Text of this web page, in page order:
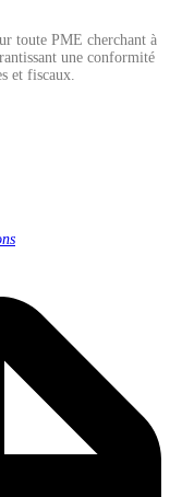
toute PME cherchant à
une conformité
et fiscaux.